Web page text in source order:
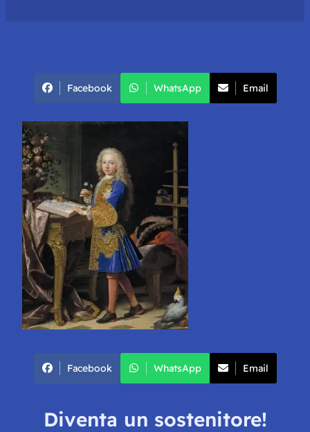
Facebook WhatsApp Email
Facebook WhatsApp Email
Diventa un sostenitore!